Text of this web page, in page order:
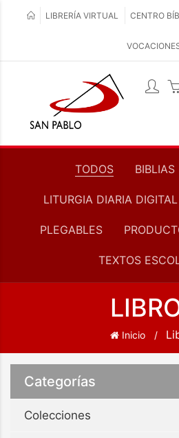
LIBRERÍA VIRTUAL CENTRO
TODOS BIBLIAS
LITURGIA DIARIA DIGITAL
PLEGABLES
TEXTOS
Inicio
Categorías
Colecciones